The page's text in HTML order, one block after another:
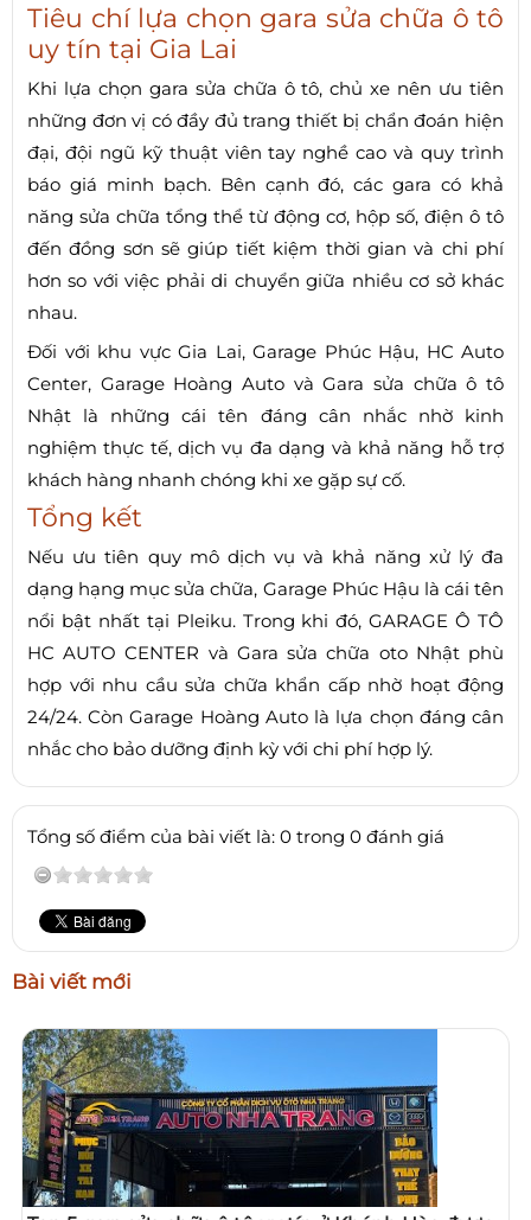
Tiêu chí lựa chọn gara sửa chữa ô tô
uy tín tại Gia Lai
Khi lựa chọn gara sửa chữa ô tô, chủ xe nên ưu tiên
những đơn vị có đầy đủ trang thiết bị chẩn đoán hiện
đại, đội ngũ kỹ thuật viên tay nghề cao và quy trình
báo giá minh bạch. Bên cạnh đó, các gara có khả
năng sửa chữa tổng thể từ động cơ, hộp số, điện ô tô
đến đồng sơn sẽ giúp tiết kiệm thời gian và chi phí
hơn so với việc phải di chuyển giữa nhiều cơ sở khác
nhau.
Đối với khu vực Gia Lai, Garage Phúc Hậu, HC Auto
Center, Garage Hoàng Auto và Gara sửa chữa ô tô
Nhật là những cái tên đáng cân nhắc nhờ kinh
nghiệm thực tế, dịch vụ đa dạng và khả năng hỗ trợ
khách hàng nhanh chóng khi xe gặp sự cố.
Tổng kết
Nếu ưu tiên quy mô dịch vụ và khả năng xử lý đa
dạng hạng mục sửa chữa, Garage Phúc Hậu là cái tên
nổi bật nhất tại Pleiku. Trong khi đó, GARAGE Ô TÔ
HC AUTO CENTER và Gara sửa chữa oto Nhật phù
hợp với nhu cầu sửa chữa khẩn cấp nhờ hoạt động
24/24. Còn Garage Hoàng Auto là lựa chọn đáng cân
nhắc cho bảo dưỡng định kỳ với chi phí hợp lý.
Tổng số điểm của bài viết là: 0 trong 0 đánh giá
Bài viết mới